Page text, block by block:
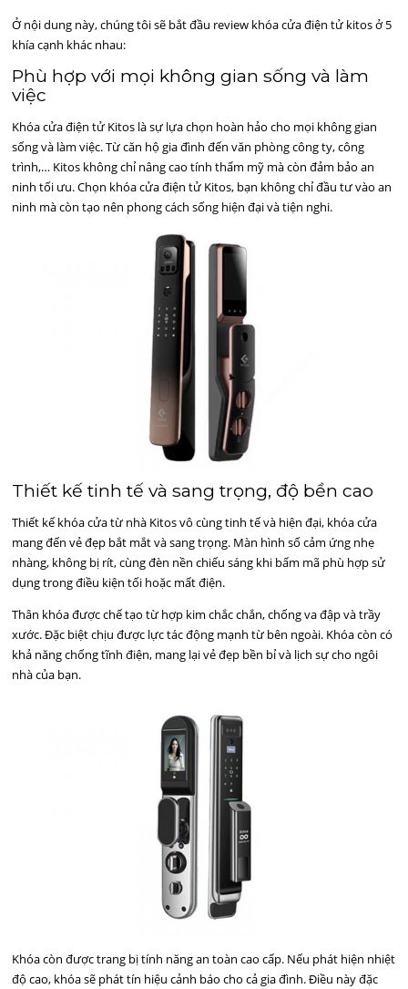
Ở nội dung này, chúng tôi sẽ bắt đầu review khóa cửa điện tử kitos ở 5
khía cạnh khác nhau:
Phù hợp với mọi không gian sống và làm
việc
Khóa cửa điện tử Kitos là sự lựa chọn hoàn hảo cho mọi không gian
sống và làm việc. Từ căn hộ gia đình đến văn phòng công ty, công
trình,… Kitos không chỉ nâng cao tính thẩm mỹ mà còn đảm bảo an
ninh tối ưu. Chọn khóa cửa điện tử Kitos, bạn không chỉ đầu tư vào an
ninh mà còn tạo nên phong cách sống hiện đại và tiện nghi.
Thiết kế tinh tế và sang trọng, độ bền cao
Thiết kế khóa cửa từ nhà Kitos vô cùng tinh tế và hiện đại, khóa cửa
mang đến vẻ đẹp bắt mắt và sang trọng. Màn hình số cảm ứng nhẹ
nhàng, không bị rít, cùng đèn nền chiếu sáng khi bấm mã phù hợp sử
dụng trong điều kiện tối hoặc mất điện.
Thân khóa được chế tạo từ hợp kim chắc chắn, chống va đập và trầy
xước. Đặc biệt chịu được lực tác động mạnh từ bên ngoài. Khóa còn có
khả năng chống tĩnh điện, mang lại vẻ đẹp bền bỉ và lịch sự cho ngôi
nhà của bạn.
Khóa còn được trang bị tính năng an toàn cao cấp. Nếu phát hiện nhiệt
độ cao, khóa sẽ phát tín hiệu cảnh báo cho cả gia đình. Điều này đặc